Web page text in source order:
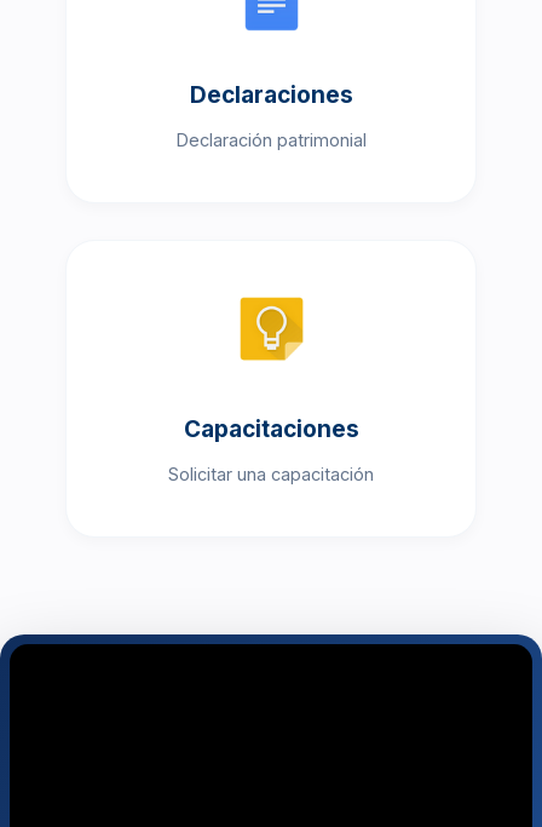
Declaraciones
Declaración patrimonial
Capacitaciones
Solicitar una capacitación